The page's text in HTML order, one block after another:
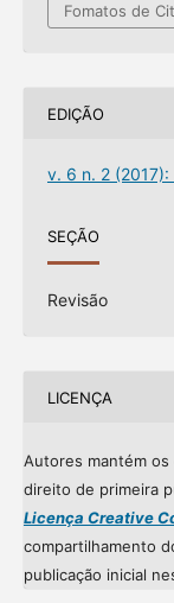
Fomatos de
EDIÇÃO
v. 6 n. 2 (2017):
SEÇÃO
Revisão
LICENÇA
Autores mantém os
direito de primeira
Licença Creative
compartilhamento
publicação inicial